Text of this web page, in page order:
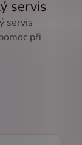
servis
servis
při